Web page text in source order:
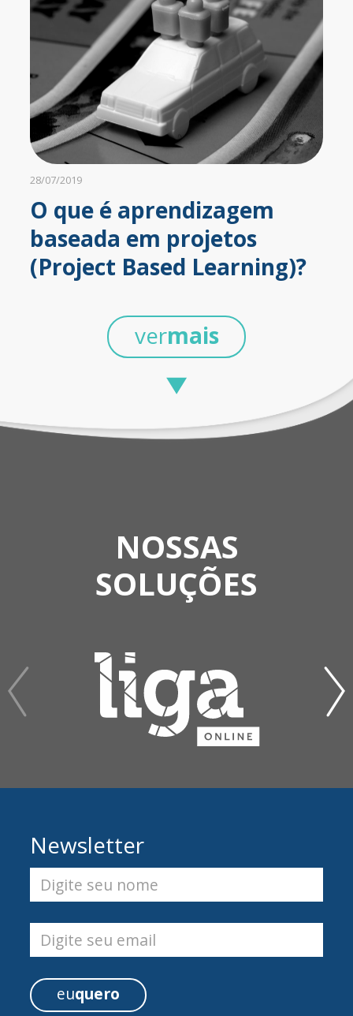
28/07/2019
O que é aprendizagem
baseada em projetos
(Project Based Learning)?
vermais
NOSSAS
SOLUÇÕES
Newsletter
Digite seu nome
Digite seu email
euquero